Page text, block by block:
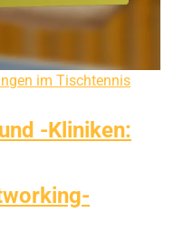
im Tischtennis
-Kliniken: